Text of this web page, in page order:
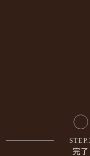
完了